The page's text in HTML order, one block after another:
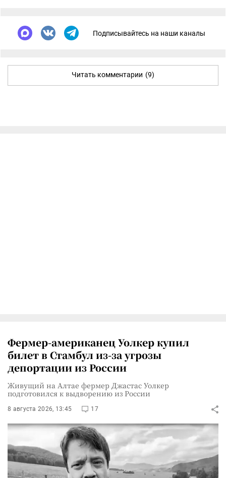
Подписывайтесь на наши каналы
Читать комментарии (9)
Фермер-американец Уолкер купил
билет в Стамбул из-за угрозы
депортации из России
Живущий на Алтае фермер Джастас Уолкер
подготовился к выдворению из России
8 августа 2026, 13:45 17